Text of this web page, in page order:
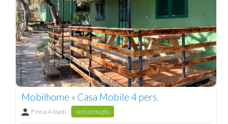
Mobilhome » Casa Mobile 4 pers.
Fino a 4 ospiti Vedi dettaglio